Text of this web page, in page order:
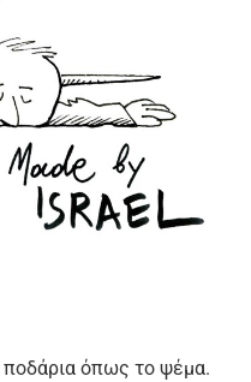
ποδάρια όπως το ψέμα.